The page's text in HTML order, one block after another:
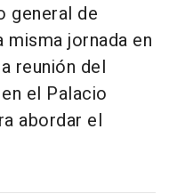
general de
jornada en
reunión del
el Palacio
abordar el